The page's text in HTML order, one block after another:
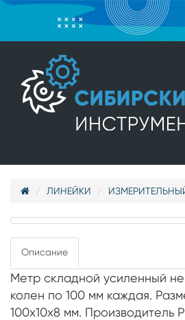
ЛИНЕЙКИ
Описание
Метр складной усиленный
колен по 100 мм каждая.
100х10х8 мм. Производитель